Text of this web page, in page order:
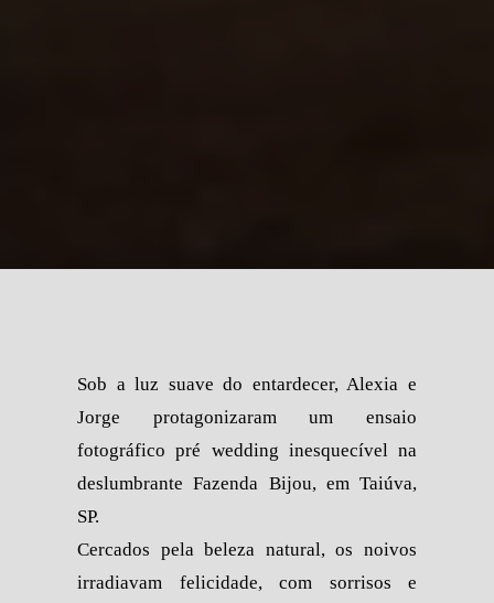
Sob a luz suave do entardecer, Alexia e
Jorge protagonizaram um ensaio
fotográfico pré wedding inesquecível na
deslumbrante Fazenda Bijou, em Taiúva,
SP.
Cercados pela beleza natural, os noivos
irradiavam felicidade, com sorrisos e